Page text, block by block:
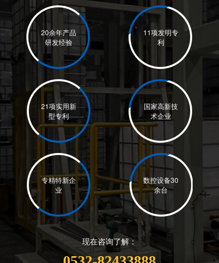
20余年产品
研发经验
11项发明专
利
21项实用新
型专利
国家高新技
术企业
专精特新企
业
数控设备30
余台
现在咨询了解：